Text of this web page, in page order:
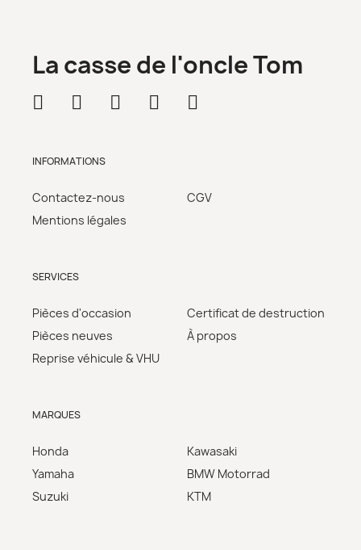
La casse de l'oncle Tom
INFORMATIONS
Contactez-nous
Mentions légales
CGV
SERVICES
Pièces d'occasion
Pièces neuves
Reprise véhicule & VHU
Certificat de destruction
À propos
MARQUES
Honda
Yamaha
Suzuki
Kawasaki
BMW Motorrad
KTM